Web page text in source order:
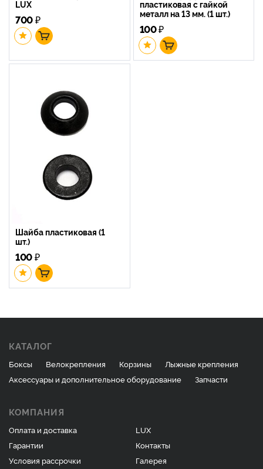
LUX
700₽
пластиковая с гайкой
металл на 13 мм. (1 шт.)
100₽
Шайба пластиковая (1
шт.)
100₽
КАТАЛОГ
Боксы Велокрепления Корзины
Лыжные крепления
Аксессуары и дополнительное оборудование
Запчасти
КОМПАНИЯ
Оплата и доставка
Гарантии
Условия рассрочки
LUX
Контакты
Галерея